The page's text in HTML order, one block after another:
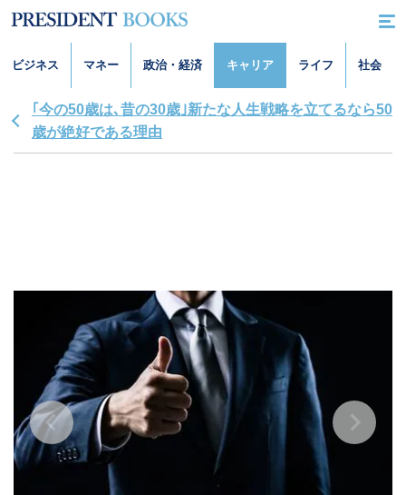
ビジネス マネー 政治・経済 キャリア ライフ 社会
｢今の50歳は､昔の30歳｣新たな人生戦略を立てるなら50
歳が絶好である理由